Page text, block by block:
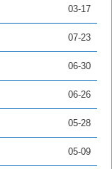
03-17
07-23
06-30
06-26
05-28
05-09